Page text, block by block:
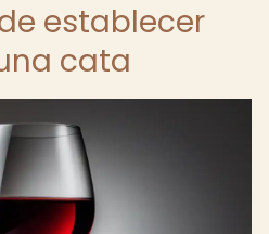
establecer
cata